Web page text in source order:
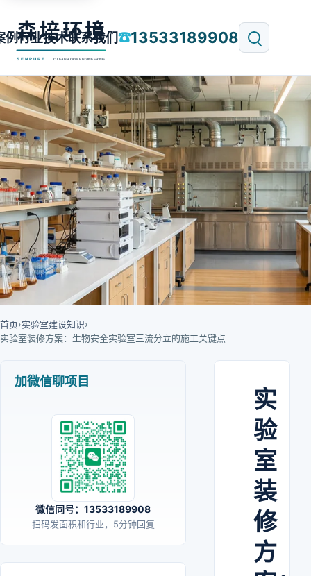
例行业技术联系我们☎13533189908
首页›实验室建设知识›
实验室装修方案：生物安全实验室三流分立的施工关键点
加微信聊项目
微信同号：13533189908
扫码发面积和行业，5分钟回复
实
验
室
装
修
方